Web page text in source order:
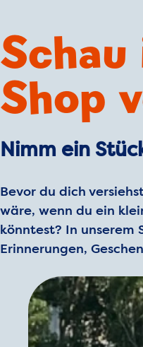
Shop
Nimm ein
Bevor du dich
wäre, wenn du ein
könntest? In unserem
Erinnerungen,